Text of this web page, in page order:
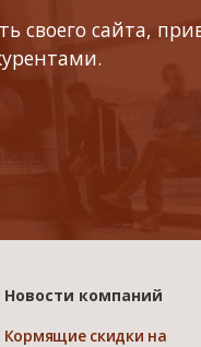
своего сайта,
Новости компаний
Кормящие скидки на